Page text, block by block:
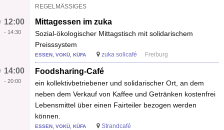
REGELMÄSSIGES
Mittagessen im zuka
Sozial-ökologischer Mittagstisch mit solidarischem
Preisssystem
12:00
- 14:30
ESSEN, VOKÜ, KÜFA zuka solicafé Freiburg
Foodsharing-Café
ein kollektivbetriebener und solidarischer Ort, an dem
neben dem Verkauf von Kaffee und Getränken kostenfrei
Lebensmittel über einen Fairteiler bezogen werden
können.
14:00
- 20:00
ESSEN, VOKÜ, KÜFA Strandcafé